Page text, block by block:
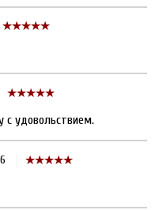
с удовольствием.